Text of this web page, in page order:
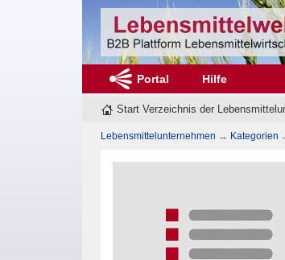
Portal Hilfe
Start Verzeichnis der
Lebensmittelunternehmen → Kategorien